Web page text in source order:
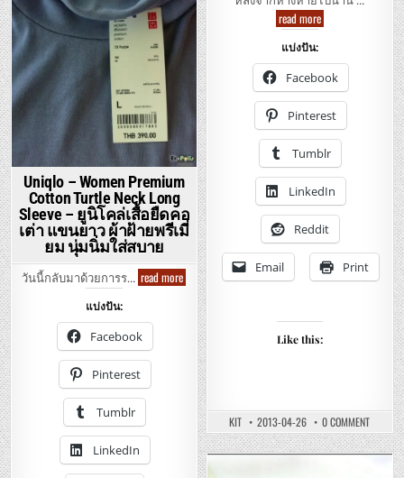
ค๊อต
ต้อน
เชิ้ต
เนื้อ
ใส่
สบาย
read moreUniqlo
–
Print
Long
Sleeve
Shirts
–
ยู
นิ
โคล่
เสื้อ
เชิ๊ต
แขน
ยาว
พิมพ์
ลาย
ดูดี
ใส่
สบาย
แบ่งปัน:
Facebook
Pinterest
Tumblr
LinkedIn
Reddit
Email Print
Like this:
KIT 2013-04-26 0 COMMENTON
UNIQLO
–
CASUAL
Uniqlo – Women Premium
Cotton Turtle Neck Long
Sleeve – ยูนิโคล่เสื้อยืดคอ
เต่า แขนยาว ผ้าฝ้ายพรีเมี่
ยม นุ่มนิ่มใส่สบาย
วันนี้กลับมาด้วยการร… read moreUniqlo
–
Women
Premium
Cotton
Turtle
Neck
Long
Sleeve
โคล่
เสื้อ
เต่า
แบ่งปัน:
Facebook
Pinterest
Tumblr
LinkedIn